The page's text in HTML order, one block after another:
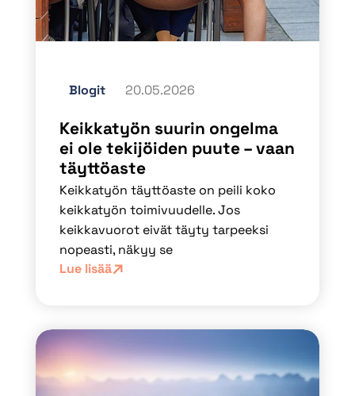
Blogit 20.05.2026
Keikkatyön suurin ongelma
ei ole tekijöiden puute – vaan
täyttöaste
Keikkatyön täyttöaste on peili koko
keikkatyön toimivuudelle. Jos
keikkavuorot eivät täyty tarpeeksi
nopeasti, näkyy se
Lue lisää